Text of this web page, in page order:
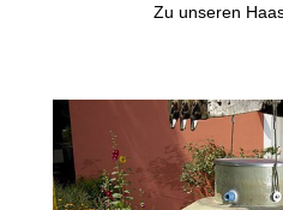
Zu unseren